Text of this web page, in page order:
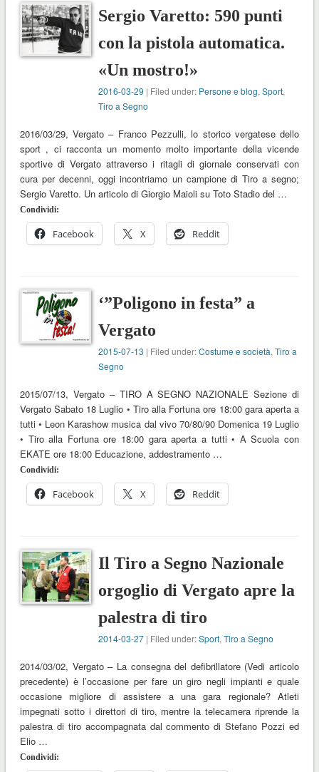
Sergio Varetto: 590 punti
con la pistola automatica.
«Un mostro!»
2016-03-29 | Filed under: Persone e blog,Sport,
Tiro a Segno
2016/03/29, Vergato – Franco Pezzulli, lo storico vergatese dello
sport , ci racconta un momento molto importante della vicende
sportive di Vergato attraverso i ritagli di giornale conservati con
cura per decenni, oggi incontriamo un campione di Tiro a segno;
Sergio Varetto. Un articolo di Giorgio Maioli su Toto Stadio del …
Condividi:
Facebook X Reddit
‘”Poligono in festa” a
Vergato
2015-07-13 | Filed under:Costume e società,Tiro a
Segno
2015/07/13, Vergato – TIRO A SEGNO NAZIONALE Sezione di
Vergato Sabato 18 Luglio • Tiro alla Fortuna ore 18:00 gara aperta a
tutti • Leon Karashow musica dal vivo 70/80/90 Domenica 19 Luglio
• Tiro alla Fortuna ore 18:00 gara aperta a tutti • A Scuola con
EKATE ore 18:00 Educazione, addestramento …
Condividi:
Facebook X Reddit
Il Tiro a Segno Nazionale
orgoglio di Vergato apre la
palestra di tiro
2014-03-27 | Filed under:Sport,Tiro a Segno
2014/03/02, Vergato – La consegna del defibrillatore (Vedi articolo
precedente) è l’occasione per fare un giro negli impianti e quale
occasione migliore di assistere a una gara regionale? Atleti
impegnati sotto i direttori di tiro, mentre la telecamera riprende la
palestra di tiro accompagnata dal commento di Stefano Pozzi ed
Elio …
Condividi: